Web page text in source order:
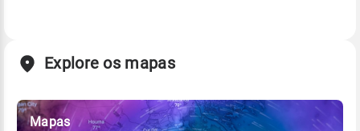
Explore os mapas
Mapas